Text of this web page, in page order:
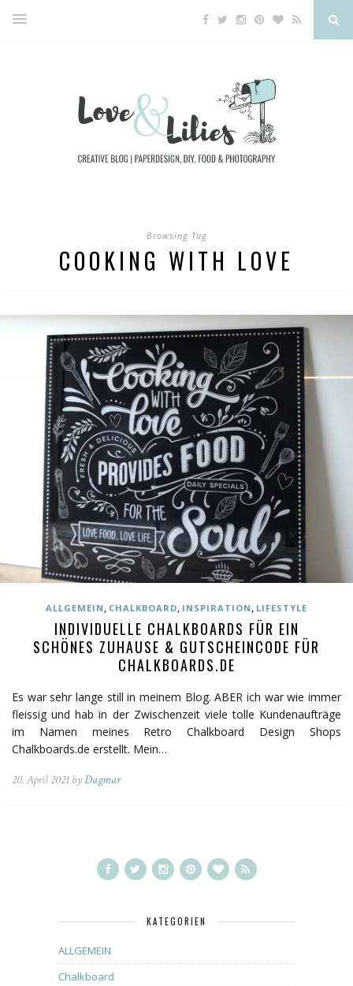
Browsing Tag
COOKING WITH LOVE
ALLGEMEIN , CHALKBOARD, INSPIRATION , LIFESTYLE
INDIVIDUELLE CHALKBOARDS FÜR EIN
SCHÖNES ZUHAUSE & GUTSCHEINCODE FÜR
CHALKBOARDS.DE
Es war sehr lange still in meinem Blog. ABER ich war wie immer
fleissig und hab in der Zwischenzeit viele tolle Kundenaufträge
im Namen meines Retro Chalkboard Design Shops
Chalkboards.de erstellt. Mein…
20. April 2021 byDagmar
KATEGORIEN
ALLGEMEIN
Chalkboard